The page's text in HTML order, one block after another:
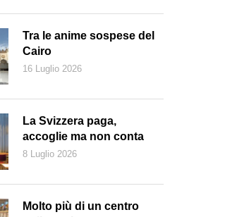
suscitata da una sua vanitosa
Tra le anime sospese del
Cairo
16 Luglio 2026
La Svizzera paga,
accoglie ma non conta
8 Luglio 2026
Molto più di un centro